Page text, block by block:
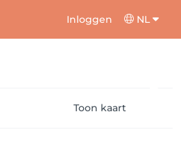
Inloggen NL
Toon kaart